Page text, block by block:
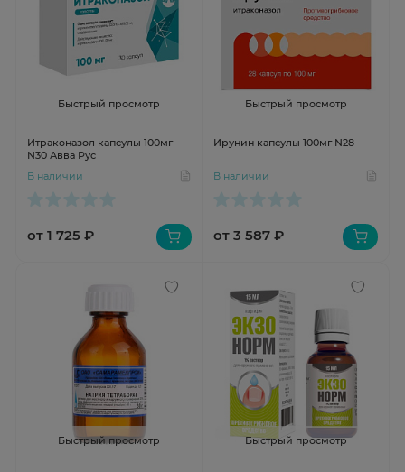
Быстрый просмотр
Итраконазол капсулы 100мг
N30 Авва Рус
В наличии
от 1 725 ₽
Быстрый просмотр
Ирунин капсулы 100мг N28
В наличии
от 3 587 ₽
Быстрый просмотр Быстрый просмотр